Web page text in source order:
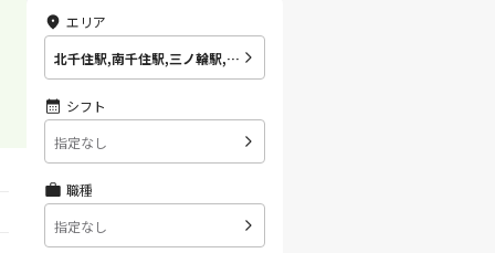
エリア
北千住駅,南千住駅,三ノ輪駅,入谷(東京都)駅,上野駅,仲御徒町駅,秋葉原駅,小伝馬町駅,人形町駅,茅場町駅,八丁堀(東京都)駅,築地駅,東銀座駅,銀座駅,日比谷駅,霞ケ関(東京都)駅,虎ノ門ヒルズ駅,神谷町駅,六本木駅,広尾駅,恵比寿駅,中目黒駅
シフト
指定なし
職種
指定なし